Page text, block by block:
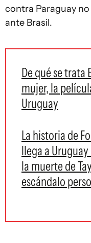
contra Paraguay
ante Brasil.
De qué se trata
mujer, la
Uruguay
La historia de
llega a
la muerte de
escándalo